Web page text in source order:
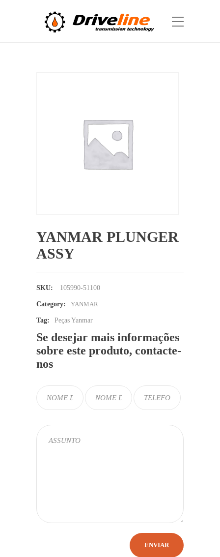
YANMAR PLUNGER
ASSY
SKU: 105990-51100
Category: YANMAR
Tag: Peças Yanmar
Se desejar mais informações
sobre este produto, contacte-
nos